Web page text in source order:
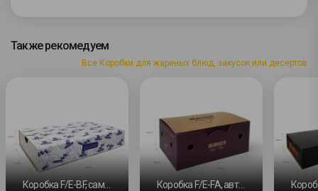
Также рекомедуем
Все Коробки для жареных блюд, закусок или десертов
Коробка F/E-BF, самосборное основание и скользящая лента #3 Коробка F/E-FA, автоматическое дно #5